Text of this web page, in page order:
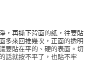
，再撕下背面的紙，往要貼
多來回推幾次，正面的透明
要貼在平的、硬的表面。切
話就按不平了，也貼不牢